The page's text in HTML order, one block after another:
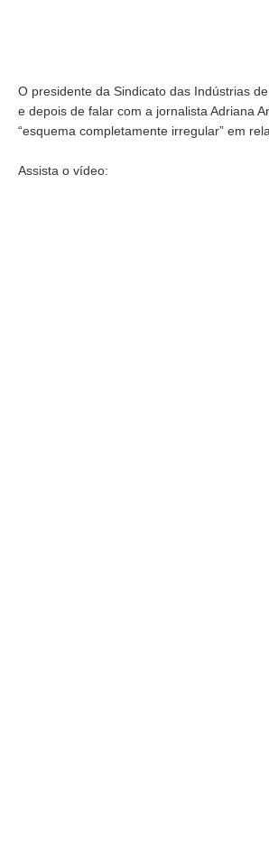
O presidente da Sindicato das Indústrias
e depois de falar com a jornalista Adriana
“esquema completamente irregular” em
Assista o vídeo: